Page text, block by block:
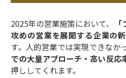
2025年の営業施策において、
攻めの営業を展開する企業の
す。人的営業では実現できなか
での大量アプローチ・高い反応
押ししてくれます。